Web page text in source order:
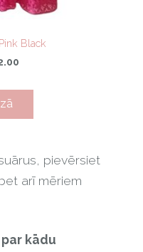
pievērsiet
arī mēriem
kādu
Black